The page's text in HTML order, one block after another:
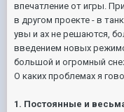
впечатление от игры.
в другом проекте - в
увы и ах не решаются,
введением новых
большой и огромный
О каких проблемах я
1. Постоянные и